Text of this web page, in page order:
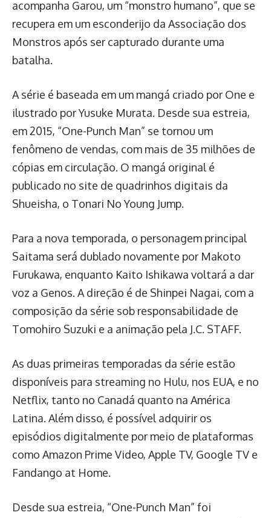
acompanha Garou, um “monstro humano”, que se
recupera em um esconderijo da Associação dos
Monstros após ser capturado durante uma
batalha.
A série é baseada em um mangá criado por One e
ilustrado por Yusuke Murata. Desde sua estreia,
em 2015, “One-Punch Man” se tornou um
fenômeno de vendas, com mais de 35 milhões de
cópias em circulação. O mangá original é
publicado no site de quadrinhos digitais da
Shueisha, o Tonari No Young Jump.
Para a nova temporada, o personagem principal
Saitama será dublado novamente por Makoto
Furukawa, enquanto Kaito Ishikawa voltará a dar
voz a Genos. A direção é de Shinpei Nagai, com a
composição da série sob responsabilidade de
Tomohiro Suzuki e a animação pela J.C. STAFF.
As duas primeiras temporadas da série estão
disponíveis para streaming no Hulu, nos EUA, e no
Netflix, tanto no Canadá quanto na América
Latina. Além disso, é possível adquirir os
episódios digitalmente por meio de plataformas
como Amazon Prime Video, Apple TV, Google TV e
Fandango at Home.
Desde sua estreia, “One-Punch Man” foi